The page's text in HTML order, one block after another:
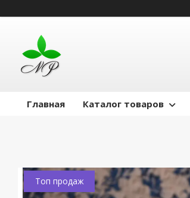
Главная Каталог товаров
Топ продаж